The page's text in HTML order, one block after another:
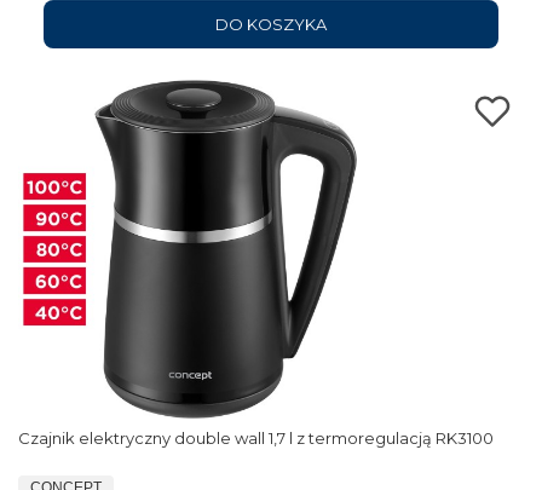
DO KOSZYKA
Czajnik elektryczny double wall 1,7 l z termoregulacją RK3100